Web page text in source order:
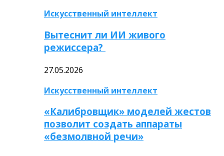
Искусственный интеллект
Вытеснит ли ИИ живого
режиссера?
27.05.2026
Искусственный интеллект
«Калибровщик» моделей жестов
позволит создать аппараты
«безмолвной речи»